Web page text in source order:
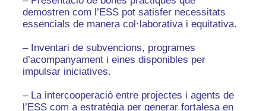
demostren com l’ESS pot satisfer necessitats
essencials de manera col·laborativa i equitativa.
– Inventari de subvencions, programes
d’acompanyament i eines disponibles per
impulsar iniciatives.
– La intercooperació entre projectes i agents de
l’ESS com a estratègia per generar fortalesa en